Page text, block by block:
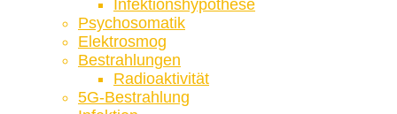
Infektionshypothese
Psychosomatik
Elektrosmog
Bestrahlungen
Radioaktivität
5G-Bestrahlung